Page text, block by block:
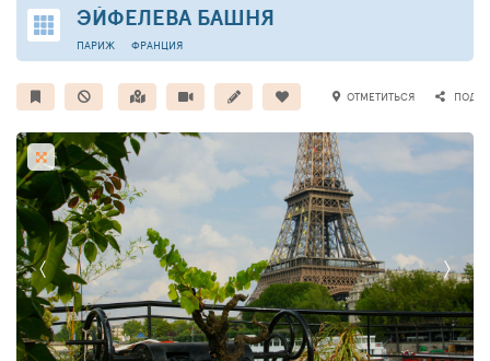
ЭЙФЕЛЕВА БАШНЯ
ФРАНЦИЯ
ПАРИЖ
ОТМЕТИТЬСЯ